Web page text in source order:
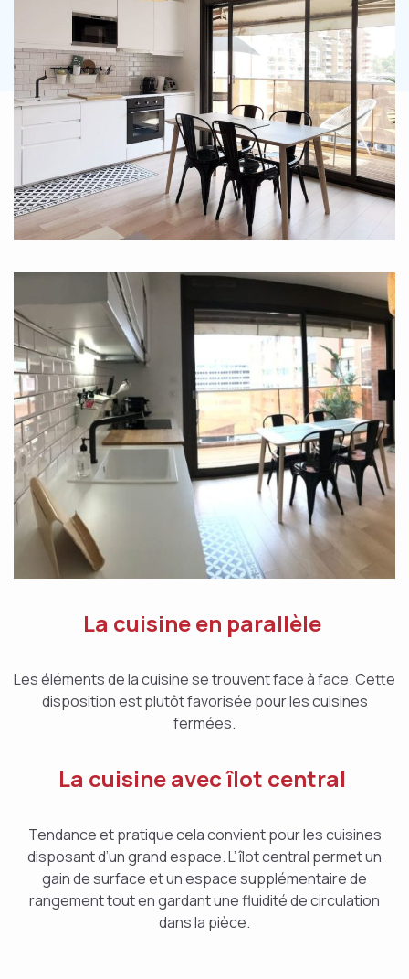
La cuisine en parallèle
Les éléments de la cuisine se trouvent face à face. Cette
disposition est plutôt favorisée pour les cuisines
fermées.
La cuisine avec îlot central
Tendance et pratique cela convient pour les cuisines
disposant d’un grand espace. L’ îlot central permet un
gain de surface et un espace supplémentaire de
rangement tout en gardant une fluidité de circulation
dans la pièce.